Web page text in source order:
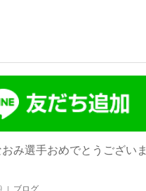
み選手おめでとうございま
ブログ